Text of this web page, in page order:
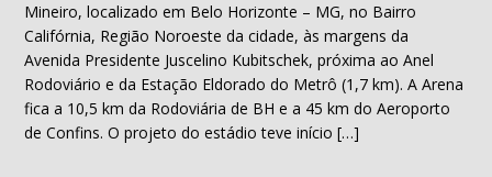
Mineiro, localizado em Belo Horizonte – MG, no Bairro
Califórnia, Região Noroeste da cidade, às margens da
Avenida Presidente Juscelino Kubitschek, próxima ao Anel
Rodoviário e da Estação Eldorado do Metrô (1,7 km). A Arena
fica a 10,5 km da Rodoviária de BH e a 45 km do Aeroporto
de Confins. O projeto do estádio teve início […]